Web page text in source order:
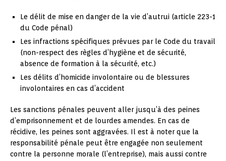
Le délit de mise en danger de la vie d’autrui (article 223-1
du Code pénal)
Les infractions spécifiques prévues par le Code du travail
(non-respect des règles d’hygiène et de sécurité,
absence de formation à la sécurité, etc.)
Les délits d’homicide involontaire ou de blessures
involontaires en cas d’accident
Les sanctions pénales peuvent aller jusqu’à des peines
d’emprisonnement et de lourdes amendes. En cas de
récidive, les peines sont aggravées. Il est à noter que la
responsabilité pénale peut être engagée non seulement
contre la personne morale (l’entreprise), mais aussi contre